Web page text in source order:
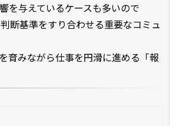
を与えているケースも多いので
断基準をすり合わせる重要なコミュ
育みながら仕事を円滑に進める「報